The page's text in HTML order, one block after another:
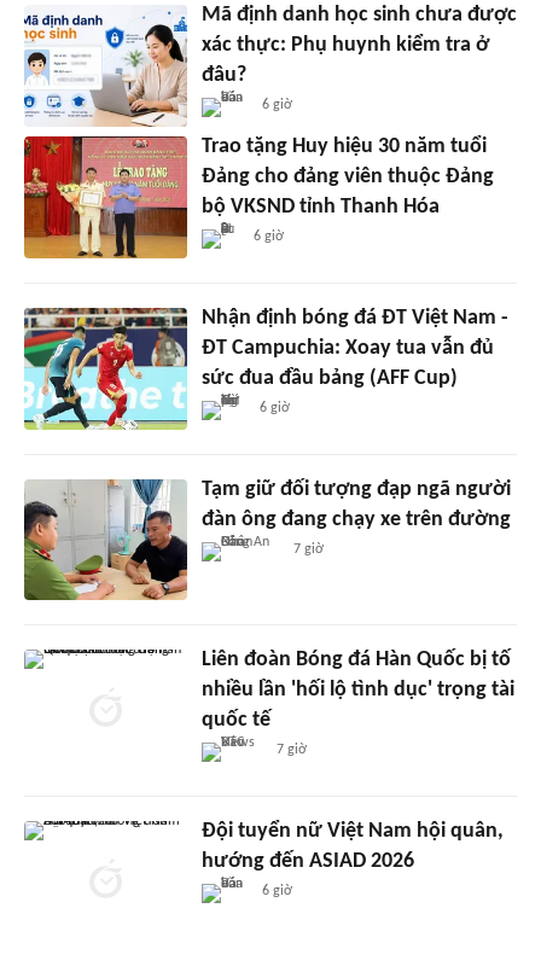
Mã định danh học sinh chưa được
xác thực: Phụ huynh kiểm tra ở
đâu?
6 giờ
Trao tặng Huy hiệu 30 năm tuổi
Đảng cho đảng viên thuộc Đảng
bộ VKSND tỉnh Thanh Hóa
6 giờ
Nhận định bóng đá ĐT Việt Nam -
ĐT Campuchia: Xoay tua vẫn đủ
sức đua đầu bảng (AFF Cup)
6 giờ
Tạm giữ đối tượng đạp ngã người
đàn ông đang chạy xe trên đường
7 giờ
Liên đoàn Bóng đá Hàn Quốc bị tố
nhiều lần 'hối lộ tình dục' trọng tài
quốc tế
7 giờ
Đội tuyển nữ Việt Nam hội quân,
hướng đến ASIAD 2026
6 giờ